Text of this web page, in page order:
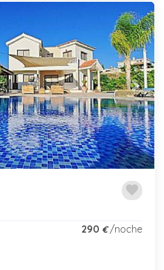
Next
favorite
290 €/noche